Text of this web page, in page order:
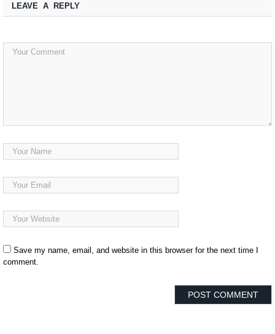
LEAVE A REPLY
Save my name, email, and website in this browser for the next time I
comment.